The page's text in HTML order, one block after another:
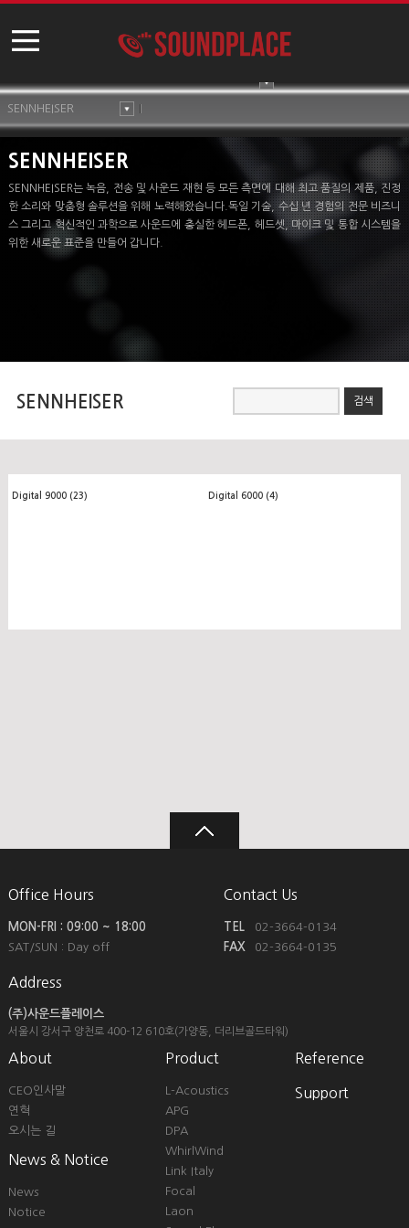
SENNHEISER
SENNHEISER
SENNHEISER는 녹음, 전송 및 사운드 재현 등 모든 측면에 대해 최고 품질의 제품, 진정
한 소리와 맞춤형 솔루션을 위해 노력해왔습니다.독일 기술, 수십 년 경험의 전문 비즈니
스 그리고 혁신적인 과학으로 사운드에 충실한 헤드폰, 헤드셋, 마이크 및 통합 시스템을
위한 새로운 표준을 만들어 갑니다.
SENNHEISER 검색
Digital 9000 (23) Digital 6000 (4)
Office Hours
MON-FRI : 09:00 ~ 18:00
SAT/SUN : Day off
Contact Us
TEL
02-3664-0134
FAX
02-3664-0135
Address
(주)사운드플레이스
서울시 강서구 양천로 400-12 610호(가양동, 더리브골드타워)
About
CEO인사말
연혁
오시는 길
News & Notice
News
Notice
Product
L-Acoustics
APG
DPA
WhirlWind
Link Italy
Focal
Laon
Reference
Support